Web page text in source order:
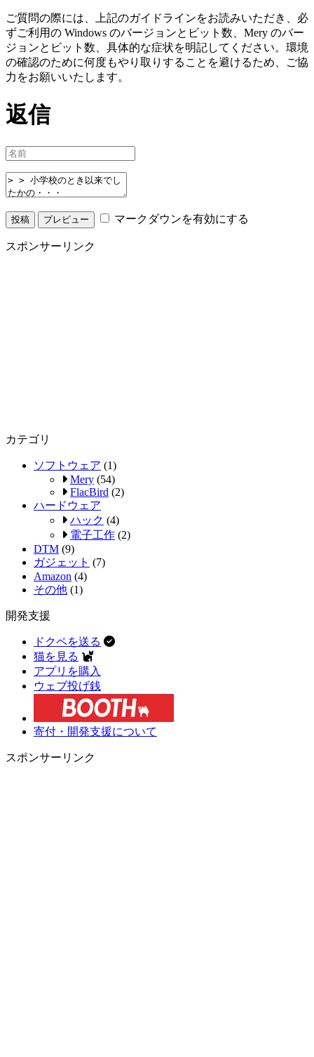
ご質問の際には、上記のガイドラインをお読みいただき、必
ずご利用の Windows のバージョンとビット数、Mery のバー
ジョンとビット数、具体的な症状を明記してください。環境
の確認のために何度もやり取りすることを避けるため、ご協
力をお願いいたします。
返信
マークダウンを有効にする
スポンサーリンク
カテゴリ
ソフトウェア (1)
Mery (54)
FlacBird (2)
ハードウェア
ハック (4)
電子工作 (2)
DTM (9)
ガジェット (7)
Amazon (4)
その他 (1)
開発支援
ドクペを送る
猫を見る
アプリを購入
ウェブ投げ銭
寄付・開発支援について
スポンサーリンク